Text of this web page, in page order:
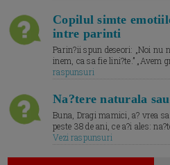
Copilul simte
intre parinti
Parin?ii spun deseori: „Noi nu
inem, ca sa fie lini?te.” „Avem
raspunsuri
Na?tere naturala
Buna, Dragi mamici, a? vrea
peste 38 de ani, ce a?i ales:
Vezi raspunsuri